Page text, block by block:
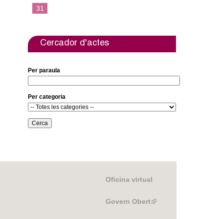
31
Cercador d'actes
Per paraula
Per categoria
Oficina virtual
Govern Obert(link